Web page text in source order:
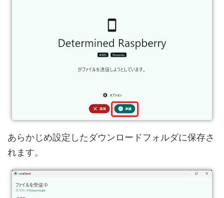
あらかじめ設定したダウンロードフォルダに保存さ
れます。